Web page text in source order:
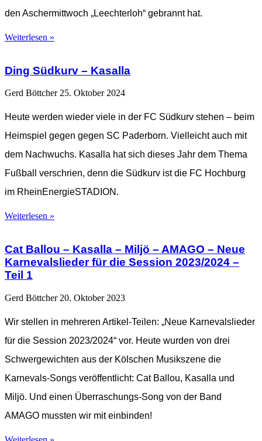
den Aschermittwoch „Leechterloh“ gebrannt hat.
Weiterlesen »
Ding Südkurv – Kasalla
Gerd Böttcher 25. Oktober 2024
Heute werden wieder viele in der FC Südkurv stehen – beim
Heimspiel gegen gegen SC Paderborn. Vielleicht auch mit
dem Nachwuchs. Kasalla hat sich dieses Jahr dem Thema
Fußball verschrien, denn die Südkurv ist die FC Hochburg
im RheinEnergieSTADION.
Weiterlesen »
Cat Ballou – Kasalla – Miljö – AMAGO – Neue
Karnevalslieder für die Session 2023/2024 –
Teil 1
Gerd Böttcher 20. Oktober 2023
Wir stellen in mehreren Artikel-Teilen: „Neue Karnevalslieder
für die Session 2023/2024“ vor. Heute wurden von drei
Schwergewichten aus der Kölschen Musikszene die
Karnevals-Songs veröffentlicht: Cat Ballou, Kasalla und
Miljö. Und einen Überraschungs-Song von der Band
AMAGO mussten wir mit einbinden!